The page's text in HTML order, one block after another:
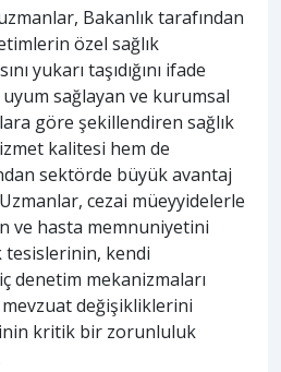
Bakanlık tarafından
özel sağlık
yukarı taşıdığını ifade
sağlayan ve kurumsal
göre şekillendiren sağlık
kalitesi hem de
sektörde büyük avantaj
cezai müeyyidelerle
ve hasta memnuniyetini
tesislerinin, kendi
denetim mekanizmaları
mevzuat değişikliklerini
kritik bir zorunluluk